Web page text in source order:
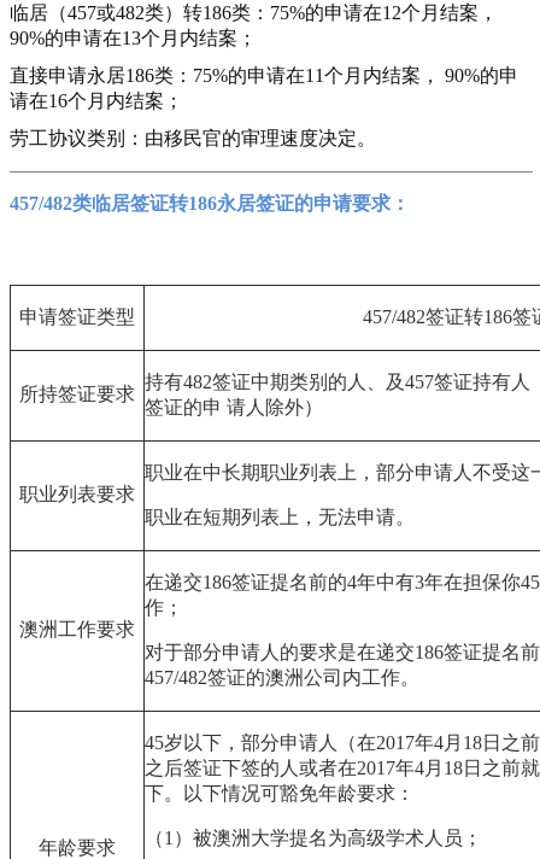
临居（457或482类）转186类：75%的申请在12个月结案，
90%的申请在13个月内结案；
直接申请永居186类：75%的申请在11个月内结案， 90%的申
请在16个月内结案；
劳工协议类别：由移民官的审理速度决定。
457/482类临居签证转186永居签证的申请要求：
申请签证类型 457/482签证转186签
所持签证要求
持有482签证中期类别的人、及457签证持有人
签证的申 请人除外）
职业列表要求
职业在中长期职业列表上，部分申请人不受这
职业在短期列表上，无法申请。
澳洲工作要求
在递交186签证提名前的4年中有3年在担保你
作；
对于部分申请人的要求是在递交186签证提名
457/482签证的澳洲公司内工作。
年龄要求
45岁以下，部分申请人（在2017年4月18日之
之后签证下签的人或者在2017年4月18日之前
下。以下情况可豁免年龄要求：
（1）被澳洲大学提名为高级学术人员；